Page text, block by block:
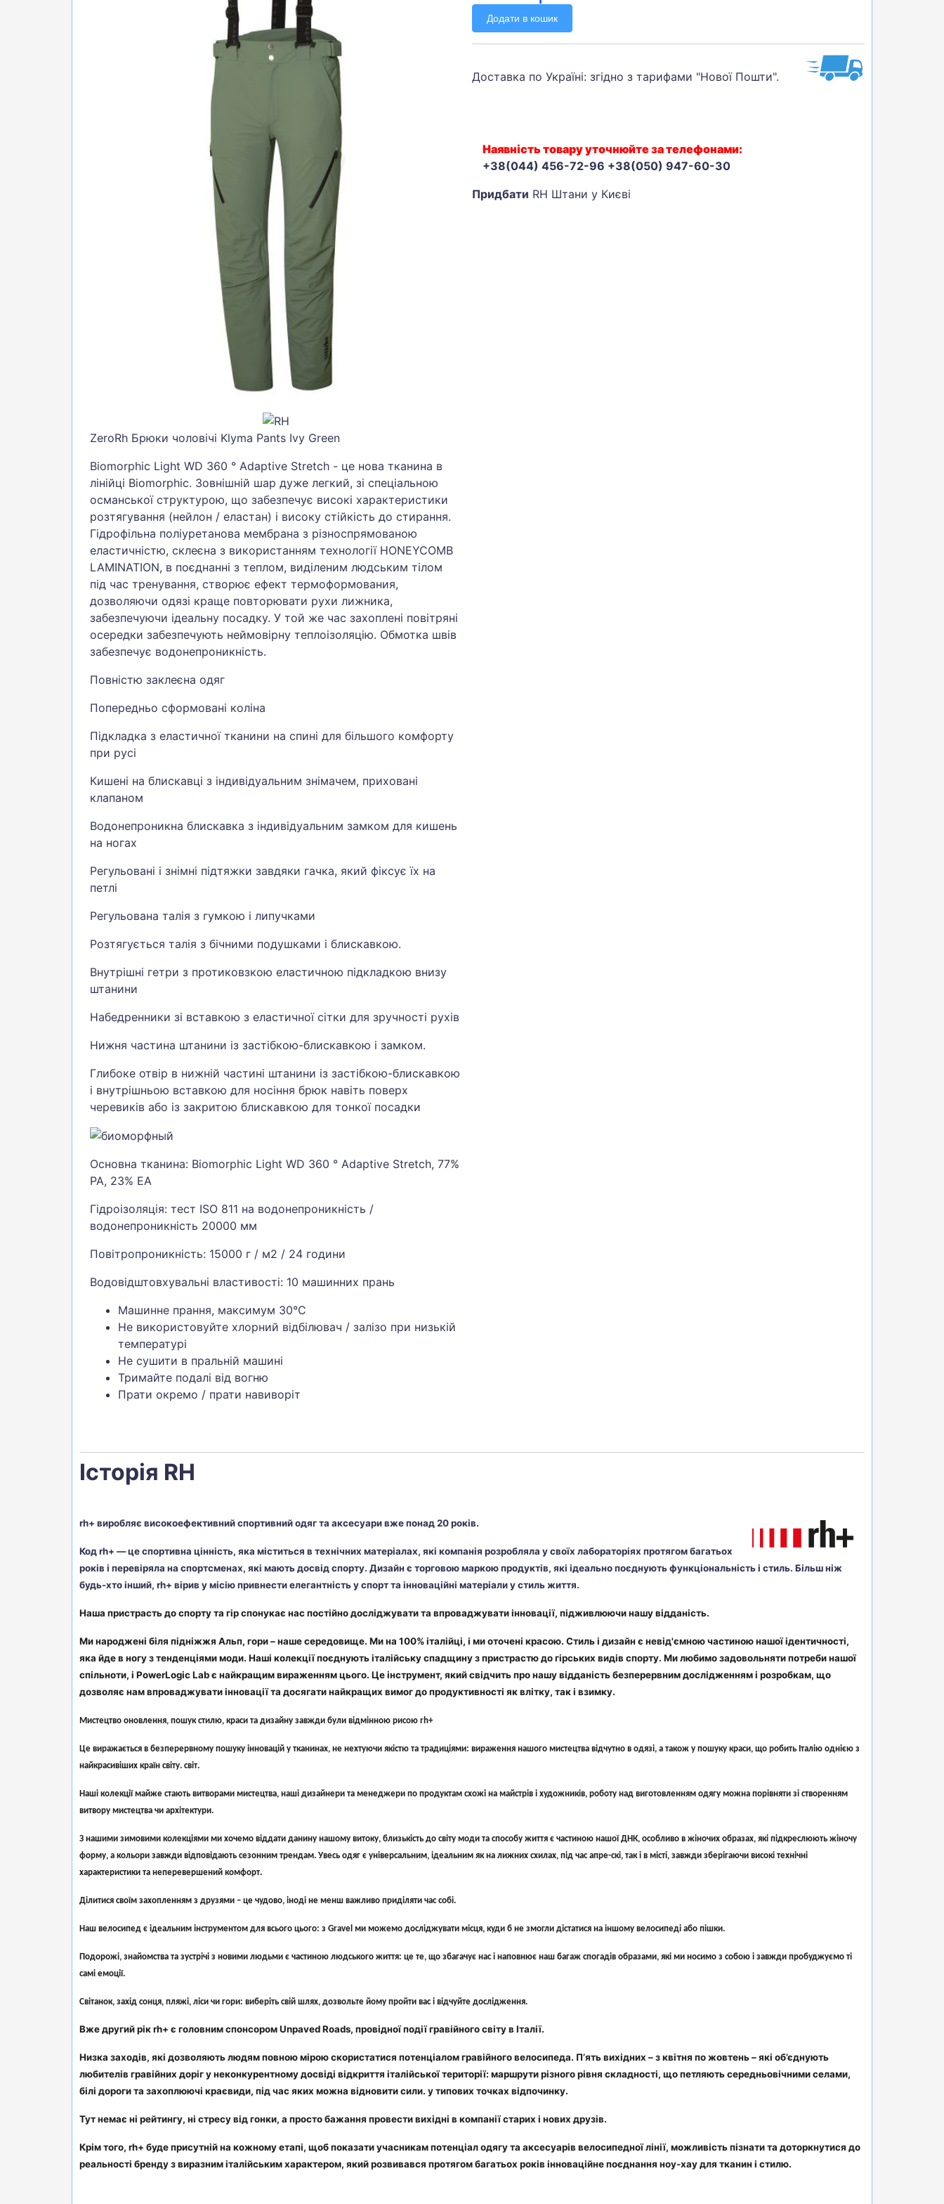
ZeroRh Брюки чоловічі Klyma Pants Ivy Green
Biomorphic Light WD 360 ° Adaptive Stretch - це нова тканина в
лінійці Biomorphic. Зовнішній шар дуже легкий, зі спеціальною
османської структурою, що забезпечує високі характеристики
розтягування (нейлон / еластан) і високу стійкість до стирання.
Гідрофільна поліуретанова мембрана з різноспрямованою
еластичністю, склеєна з використанням технології HONEYCOMB
LAMINATION, в поєднанні з теплом, виділеним людським тілом
під час тренування, створює ефект термоформования,
дозволяючи одязі краще повторювати рухи лижника,
забезпечуючи ідеальну посадку. У той же час захоплені повітряні
осередки забезпечують неймовірну теплоізоляцію. Обмотка швів
забезпечує водонепроникність.
Повністю заклеєна одяг
Попередньо сформовані коліна
Підкладка з еластичної тканини на спині для більшого комфорту
при русі
Кишені на блискавці з індивідуальним знімачем, приховані
клапаном
Водонепроникна блискавка з індивідуальним замком для кишень
на ногах
Регульовані і знімні підтяжки завдяки гачка, який фіксує їх на
петлі
Регульована талія з гумкою і липучками
Розтягується талія з бічними подушками і блискавкою.
Внутрішні гетри з протиковзкою еластичною підкладкою внизу
штанини
Набедренники зі вставкою з еластичної сітки для зручності рухів
Нижня частина штанини із застібкою-блискавкою і замком.
Глибоке отвір в нижній частині штанини із застібкою-блискавкою
і внутрішньою вставкою для носіння брюк навіть поверх
черевиків або із закритою блискавкою для тонкої посадки
Основна тканина: Biomorphic Light WD 360 ° Adaptive Stretch, 77%
PA, 23% EA
Гідроізоляція: тест ISO 811 на водонепроникність /
водонепроникність 20000 мм
Повітропроникність: 15000 г / м2 / 24 години
Водовідштовхувальні властивості: 10 машинних прань
Машинне прання, максимум 30°C
Не використовуйте хлорний відбілювач / залізо при низькій
температурі
Не сушити в пральній машині
Тримайте подалі від вогню
Прати окремо / прати навиворіт
Додати в кошик
Доставка по Україні: згідно з тарифами "Нової Пошти".
Наявність товару уточнюйте за телефонами:
+38(044) 456-72-96 +38(050) 947-60-30
Придбати RH Штани у Києві
Історія RH
rh+ виробляє високоефективний спортивний одяг та аксесуари вже понад 20 років.
Код rh+ — це спортивна цінність, яка міститься в технічних матеріалах, які компанія розробляла у своїх лабораторіях протягом багатьох
років і перевіряла на спортсменах, які мають досвід спорту. Дизайн є торговою маркою продуктів, які ідеально поєднують функціональність і стиль. Більш ніж
будь-хто інший, rh+ вірив у місію привнести елегантність у спорт та інноваційні матеріали у стиль життя.
Наша пристрасть до спорту та гір спонукає нас постійно досліджувати та впроваджувати інновації, підживлюючи нашу відданість.
Ми народжені біля підніжжя Альп, гори – наше середовище. Ми на 100% італійці, і ми оточені красою. Стиль і дизайн є невід'ємною частиною нашої ідентичності,
яка йде в ногу з тенденціями моди. Наші колекції поєднують італійську спадщину з пристрастю до гірських видів спорту. Ми любимо задовольняти потреби нашої
спільноти, і PowerLogic Lab є найкращим вираженням цього. Це інструмент, який свідчить про нашу відданість безперервним дослідженням і розробкам, що
дозволяє нам впроваджувати інновації та досягати найкращих вимог до продуктивності як влітку, так і взимку.
Мистецтво оновлення, пошук стилю, краси та дизайну завжди були відмінною рисою rh+
Це виражається в безперервному пошуку інновацій у тканинах, не нехтуючи якістю та традиціями: вираження нашого мистецтва відчутно в одязі, а також у пошуку краси, що робить Італію однією з
найкрасивіших країн світу. світ.
Наші колекції майже стають витворами мистецтва, наші дизайнери та менеджери по продуктам схожі на майстрів і художників, роботу над виготовленням одягу можна порівняти зі створенням
витвору мистецтва чи архітектури.
З нашими зимовими колекціями ми хочемо віддати данину нашому витоку, близькість до світу моди та способу життя є частиною нашої ДНК, особливо в жіночих образах, які підкреслюють жіночу
форму, а кольори завжди відповідають сезонним трендам. Увесь одяг є універсальним, ідеальним як на лижних схилах, під час апре-скі, так і в місті, завжди зберігаючи високі технічні
характеристики та неперевершений комфорт.
Ділитися своїм захопленням з друзями – це чудово, іноді не менш важливо приділяти час собі.
Наш велосипед є ідеальним інструментом для всього цього: з Gravel ми можемо досліджувати місця, куди б не змогли дістатися на іншому велосипеді або пішки.
Подорожі, знайомства та зустрічі з новими людьми є частиною людського життя: це те, що збагачує нас і наповнює наш багаж спогадів образами, які ми носимо з собою і завжди пробуджуємо ті
самі емоції.
Світанок, захід сонця, пляжі, ліси чи гори: виберіть свій шлях, дозвольте йому пройти вас і відчуйте дослідження.
Вже другий рік rh+ є головним спонсором Unpaved Roads, провідної події гравійного світу в Італії.
Низка заходів, які дозволяють людям повною мірою скористатися потенціалом гравійного велосипеда. П’ять вихідних – з квітня по жовтень – які об’єднують
любителів гравійних доріг у неконкурентному досвіді відкриття італійської території: маршрути різного рівня складності, що петляють середньовічними селами,
білі дороги та захоплюючі краєвиди, під час яких можна відновити сили. у типових точках відпочинку.
Тут немає ні рейтингу, ні стресу від гонки, а просто бажання провести вихідні в компанії старих і нових друзів.
Крім того, rh+ буде присутній на кожному етапі, щоб показати учасникам потенціал одягу та аксесуарів велосипедної лінії, можливість пізнати та доторкнутися до
реальності бренду з виразним італійським характером, який розвивався протягом багатьох років інноваційне поєднання ноу-хау для тканин і стилю.